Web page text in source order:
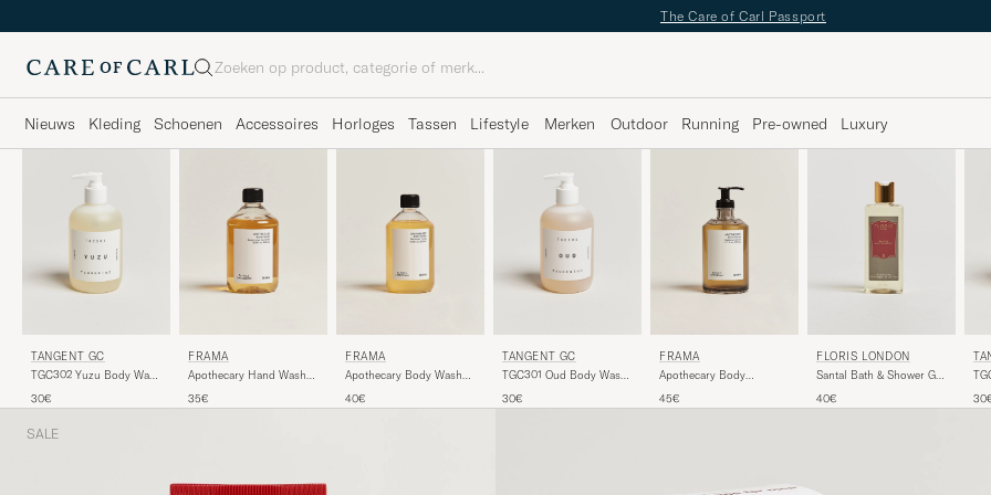
The Care of Carl Passport
Zoeken
Nieuws Kleding Schoenen Accessoires Horloges Tassen Lifestyle Merken Outdoor Running Pre-owned Luxury
TANGENT GC
TGC302 Yuzu Body Wash
30€
FRAMA
Apothecary Hand Wash
35€
FRAMA
Apothecary Body Wash
40€
TANGENT GC
TGC301 Oud Body Wash
30€
FRAMA
Apothecary Body
45€
FLORIS LONDON
Santal Bath & Shower Gel
40€
SALE